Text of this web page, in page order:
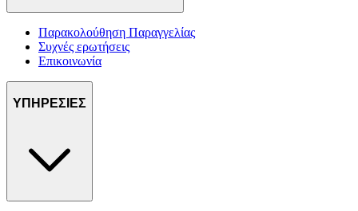
Παρακολούθηση Παραγγελίας
Συχνές ερωτήσεις
Επικοινωνία
ΥΠΗΡΕΣΙΕΣ